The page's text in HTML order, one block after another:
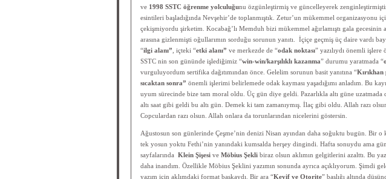
ve 1998 SSTC öğrenme yolculuğunu özgünleştirmiş ve güncelleyerek
esintileri başladığında Nevşehir’de toplanmıştık. Zetur’un mükemmel organizasyonu
çekişmiyordu şirketim. Kocabağ’lı Memduh bizi mükemmel ağırlamıştı gala gecesinin
arasına gizlenmişti oğullarımın sorduğu sorunun yanıtı. İçiçe geçmiş üç daire vardı
“ilgi alanı” , içteki “etki alanı” ve merkezde de “odak noktası” yazılıydı önemli
SSTC nin son gününde işlediğimiz “win-win/karşılıklı kazanma” durumu yaratmada “
vurguluyordum sertifika dağıtımından önce. Gelelim sorunun basit yanıtına “Kırıkhan
sıcaktan sonra” önemli işlerimi belirlemede odak kayması yaşadığımı anladım. Bu
uyum sürecinde bize tam moral oldu. Üç gün diye geldi. Pazarlıkla altı güne
altı saat gibi geldi bu altı gün. Demek ki tam zamanıymış. İlaç gibi oldu. Allah razı
Copculardan razı olsun. Allah onlara da torunlarından nicelerini göstersin.
Ağustosun son günlerinde Çeşme’nin denizi Nisan ayından daha soğuktu bugün. Bir o
tek yosun yoktu Fethi’nin yanındaki kumsalda herşey dingindi. Hafta sonuydu ama
sayfalarında Klein Şişesi ve Möbius Şekli biraz olsun aklımın gelgitlerini azalttı. Bu
daha inandım. Özellikle Möbius Şeklini yazımın sonunda ayrıca açıklıyorum. Şimdi
yazım için aklımdaki format başkaydı. Bir ara “Keyif ve Otorite” başlığı altında